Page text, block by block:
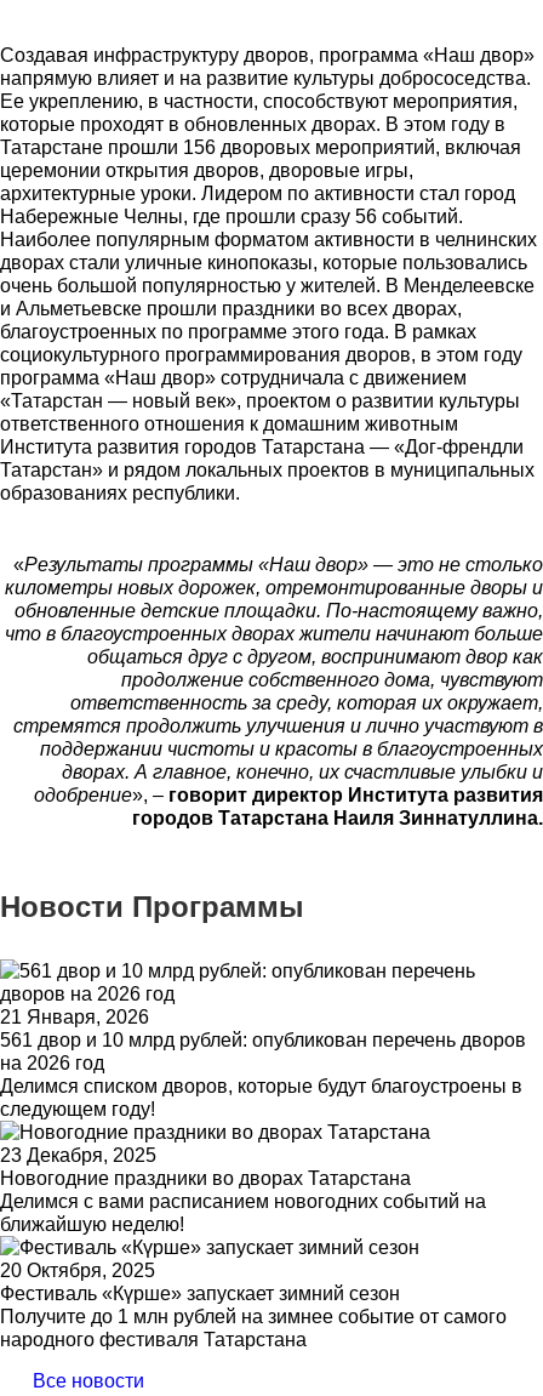
Создавая инфраструктуру дворов, программа «Наш двор»
напрямую влияет и на развитие культуры добрососедства.
Ее укреплению, в частности, способствуют мероприятия,
которые проходят в обновленных дворах. В этом году в
Татарстане прошли 156 дворовых мероприятий, включая
церемонии открытия дворов, дворовые игры,
архитектурные уроки. Лидером по активности стал город
Набережные Челны, где прошли сразу 56 событий.
Наиболее популярным форматом активности в челнинских
дворах стали уличные кинопоказы, которые пользовались
очень большой популярностью у жителей. В Менделеевске
и Альметьевске прошли праздники во всех дворах,
благоустроенных по программе этого года. В рамках
социокультурного программирования дворов, в этом году
программа «Наш двор» сотрудничала с движением
«Татарстан — новый век», проектом о развитии культуры
ответственного отношения к домашним животным
Института развития городов Татарстана — «Дог-френдли
Татарстан» и рядом локальных проектов в муниципальных
образованиях республики.
«Результаты программы «Наш двор» — это не столько
километры новых дорожек, отремонтированные дворы и
обновленные детские площадки. По-настоящему важно,
что в благоустроенных дворах жители начинают больше
общаться друг с другом, воспринимают двор как
продолжение собственного дома, чувствуют
ответственность за среду, которая их окружает,
стремятся продолжить улучшения и лично участвуют в
поддержании чистоты и красоты в благоустроенных
дворах. А главное, конечно, их счастливые улыбки и
одобрение», – говорит директор Института развития
городов Татарстана Наиля Зиннатуллина.
Новости Программы
21 Января, 2026
561 двор и 10 млрд рублей: опубликован перечень дворов
на 2026 год
Делимся списком дворов, которые будут благоустроены в
следующем году!
23 Декабря, 2025
Новогодние праздники во дворах Татарстана
Делимся с вами расписанием новогодних событий на
ближайшую неделю!
20 Октября, 2025
Фестиваль «Күрше» запускает зимний сезон
Получите до 1 млн рублей на зимнее событие от самого
народного фестиваля Татарстана
Все новости